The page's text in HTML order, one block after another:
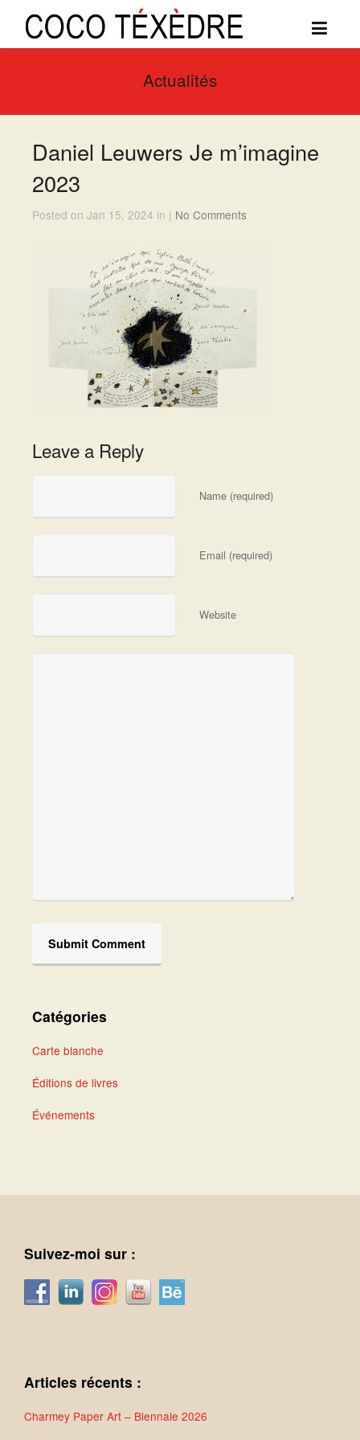
Actualités
Daniel Leuwers Je m’imagine
2023
Posted on Jan 15, 2024 in | No Comments
Leave a Reply
Name (required)
Email (required)
Website
Catégories
Carte blanche
Éditions de livres
Événements
Suivez-moi sur :
Articles récents :
Charmey Paper Art – Biennale 2026